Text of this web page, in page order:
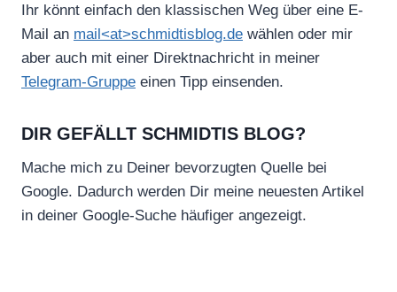
Ihr könnt einfach den klassischen Weg über eine E-
Mail an mail<at>schmidtisblog.de wählen oder mir
aber auch mit einer Direktnachricht in meiner
Telegram-Gruppe einen Tipp einsenden.
DIR GEFÄLLT SCHMIDTIS BLOG?
Mache mich zu Deiner bevorzugten Quelle bei
Google. Dadurch werden Dir meine neuesten Artikel
in deiner Google-Suche häufiger angezeigt.